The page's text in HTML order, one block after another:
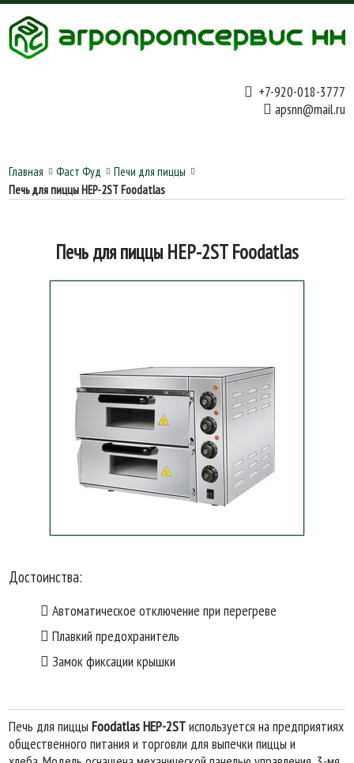
+7-920-018-3777
apsnn@mail.ru
Главная Фаст Фуд
Печи для пиццы
Печь для пиццы HEP-2ST Foodatlas
Печь для пиццы HEP-2ST Foodatlas
Достоинства:
Автоматическое отключение при перегреве
Плавкий предохранитель
Замок фиксации крышки
Печь для пиццыFoodatlas HEP-2STиспользуется на предприятиях
общественного питания и торговли для выпечки пиццы и